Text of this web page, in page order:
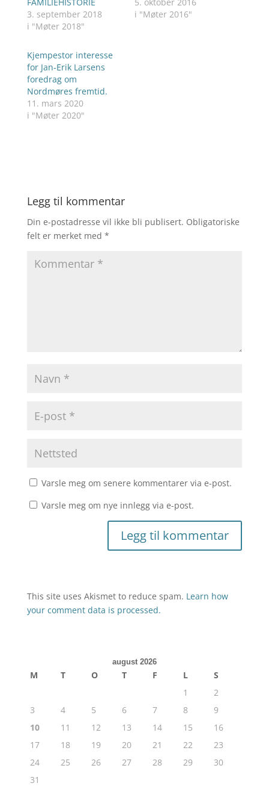
3. september 2018
i "Møter 2018"
i "Møter 2016"
Kjempestor interesse
for Jan-Erik Larsens
foredrag om
Nordmøres fremtid.
11. mars 2020
i "Møter 2020"
Legg til kommentar
Din e-postadresse vil ikke bli publisert. Obligatoriske
felt er merket med *
Varsle meg om senere kommentarer via e-post.
Varsle meg om nye innlegg via e-post.
This site uses Akismet to reduce spam. Learn how
your comment data is processed.
august 2026
M T O T F L
S
1
2
3
4 5 6 7 8
9
10
11 12 13 14 15
16
17
18 19 20 21 22
23
24
25 26 27 28 29
30
31